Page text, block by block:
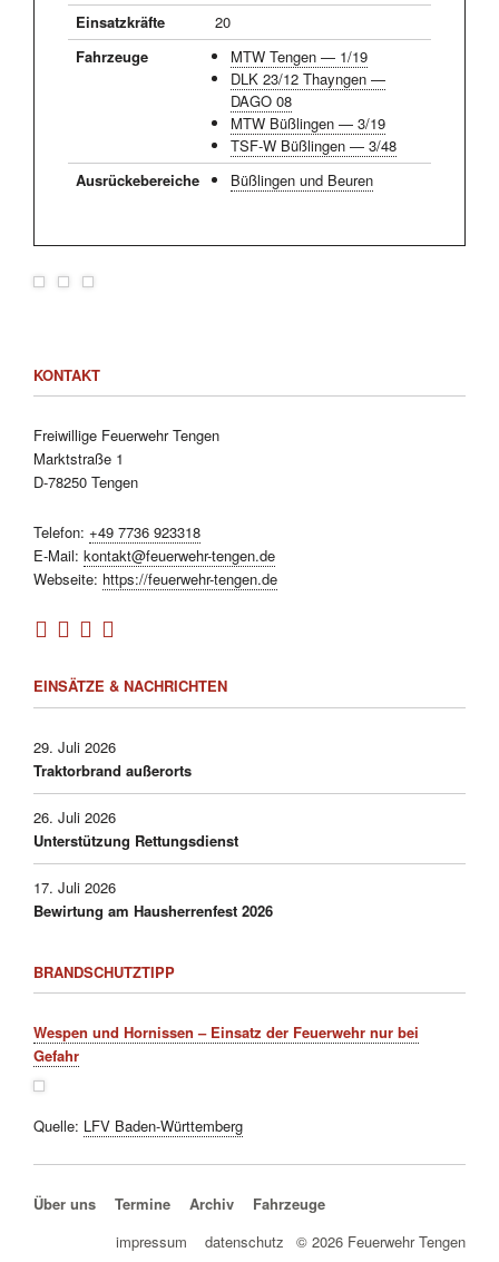
Einsatzkräfte
20
Fahrzeuge
MTW Tengen — 1/19
DLK 23/12 Thayngen —
DAGO 08
MTW Büßlingen — 3/19
TSF-W Büßlingen — 3/48
Ausrückebereiche
Büßlingen und Beuren
KONTAKT
Freiwillige Feuerwehr Tengen
Marktstraße 1
D-78250 Tengen
Telefon: +49 7736 923318
E-Mail: kontakt@feuerwehr-tengen.de
Webseite: https://feuerwehr-tengen.de
EINSÄTZE & NACHRICHTEN
29. Juli 2026
Traktorbrand außerorts
26. Juli 2026
Unterstützung Rettungsdienst
17. Juli 2026
Bewirtung am Hausherrenfest 2026
BRANDSCHUTZTIPP
Wespen und Hornissen – Einsatz der Feuerwehr nur bei
Gefahr
Quelle: LFV Baden-Württemberg
Navigation überspringen
Über uns Termine Archiv
Fahrzeuge
© 2026 Feuerwehr Tengen
navigation
impressum datenschutz